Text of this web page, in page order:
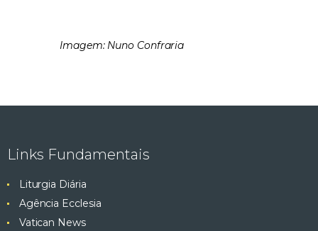
Imagem: Nuno Confraria
Links Fundamentais
Liturgia Diária
Agência Ecclesia
Vatican News